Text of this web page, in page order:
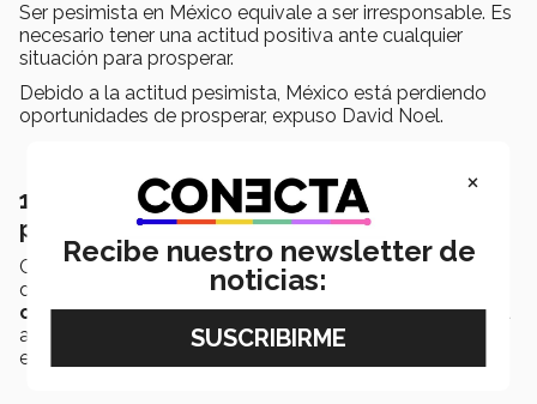
Ser pesimista en México equivale a ser irresponsable. Es
necesario tener una actitud positiva ante cualquier
situación para prosperar.
Debido a la actitud pesimista, México está perdiendo
oportunidades de prosperar, expuso David Noel.
10. Poner el bien común sobre el bien
personal
Como último punto, destacó que todos los mexicanos
deben de tomar decisionesanteponiendo el bien
común sobre el personal, ya que considera que para
avanzar como país es indispensable empezar a pensar
en los demás.
×
Recibe nuestro newsletter de
noticias: